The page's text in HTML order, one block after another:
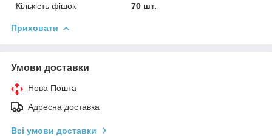
Кількість фішок
70 шт.
Приховати
Умови доставки
Нова Пошта
Адресна доставка
Всі умови доставки